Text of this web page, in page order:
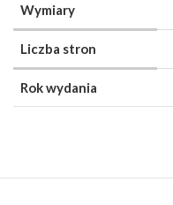
Wymiary
Liczba stron
Rok wydania